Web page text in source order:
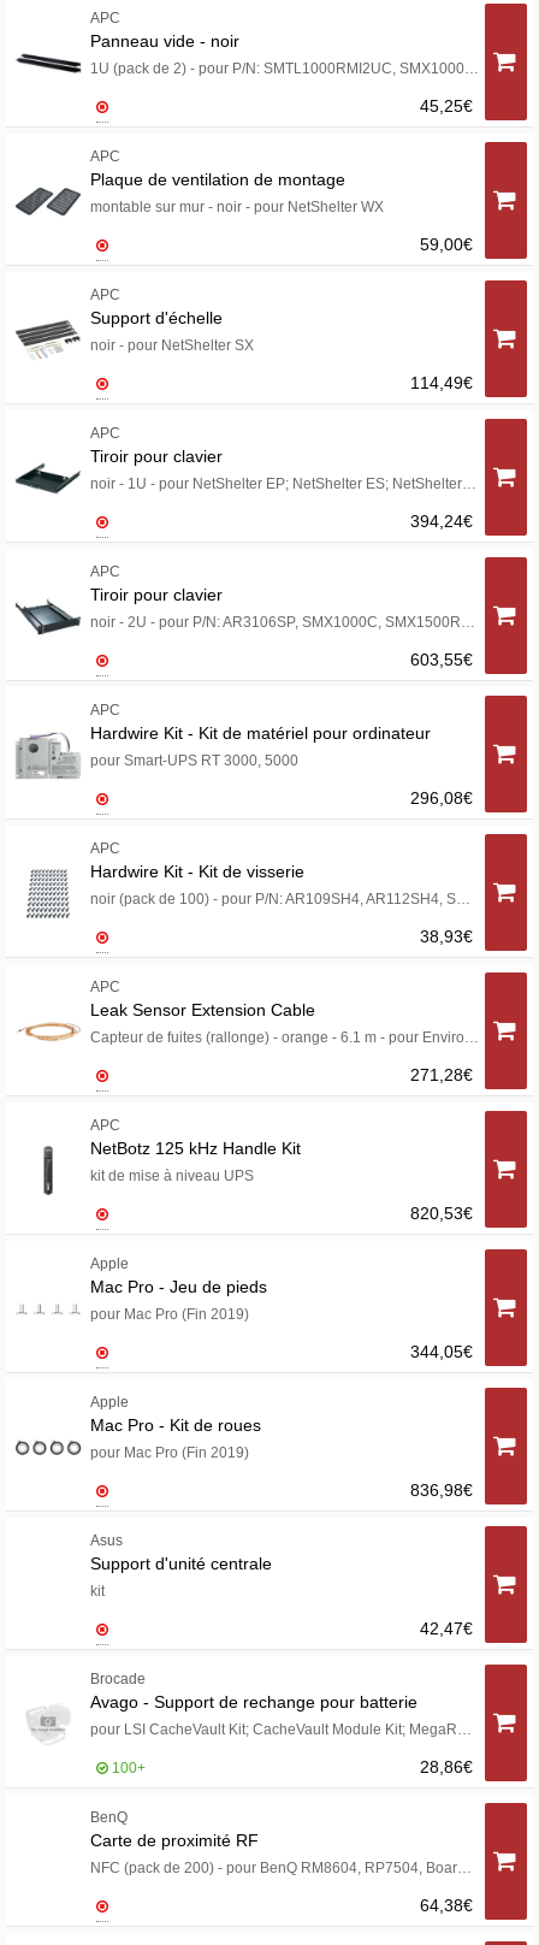
APC
Panneau vide - noir
45,25€
APC
Plaque de ventilation de montage
montable sur mur - noir - pour NetShelter WX
59,00€
APC
Support d'échelle
noir - pour NetShelter SX
114,49€
APC
Tiroir pour clavier
394,24€
APC
Tiroir pour clavier
603,55€
APC
Hardwire Kit - Kit de matériel pour ordinateur
pour Smart-UPS RT 3000, 5000
296,08€
APC
Hardwire Kit - Kit de visserie
38,93€
APC
Leak Sensor Extension Cable
271,28€
APC
NetBotz 125 kHz Handle Kit
kit de mise à niveau UPS
820,53€
Apple
Mac Pro - Jeu de pieds
pour Mac Pro (Fin 2019)
344,05€
Apple
Mac Pro - Kit de roues
pour Mac Pro (Fin 2019)
836,98€
Asus
Support d'unité centrale
kit
42,47€
Brocade
Avago - Support de rechange pour batterie
28,86€
100+
BenQ
Carte de proximité RF
64,38€